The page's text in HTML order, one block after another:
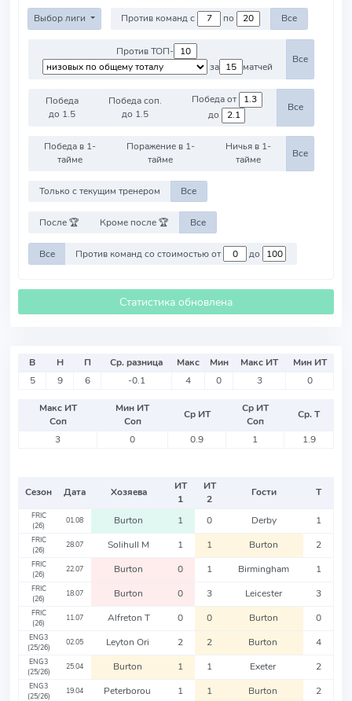
Выбор лиги Против команд с по Все
Против ТОП-
за
матчей
Все
Победа
до 1.5
Победа соп.
до 1.5
Победа от
до
Все
Победа в 1-
тайме
Поражение в 1-
тайме
Ничья в 1-
тайме
Все
Только с текущим тренером Все
После 🏆 Кроме после 🏆 Все
Все Против команд со стоимостью от до
Статистика обновлена
В Н П Ср. разница Макс Мин Макс ИТ
Мин ИТ
5
9 6 -0.1 4 0 3 0
Макс ИТ
Соп
Мин ИТ
Соп
Ср ИТ
Ср ИТ
Соп
Ср. Т
3
0 0.9 1 1.9
Сезон Дата Хозяева
ИТ
1
ИТ
2
Гости Т
FRIC
(26)
01.08 Burton 1 0 Derby 1
FRIC
(26)
28.07 Solihull M 1 1 Burton 2
FRIC
(26)
22.07 Burton 0 1 Birmingham 1
FRIC
(26)
18.07 Burton 0 3 Leicester 3
FRIC
(26)
11.07 Alfreton T 0 0 Burton 0
ENG3
(25/26)
02.05 Leyton Ori 2 2 Burton 4
ENG3
(25/26)
25.04 Burton 1 1 Exeter 2
ENG3
(25/26)
19.04 Peterborou 1 1 Burton 2